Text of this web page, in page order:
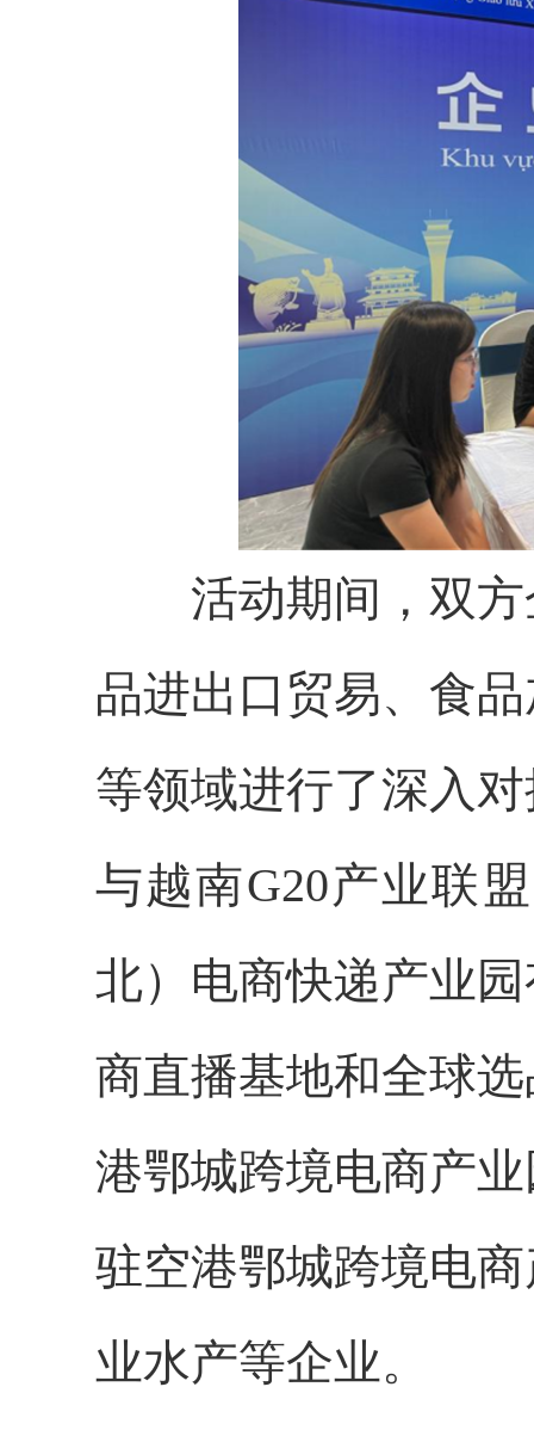
活动期间，双方
品进出口贸易、食
等领域进行了深入
与越南G20产业联
北）电商快递产业
商直播基地和全球
港鄂城跨境电商产
驻空港鄂城跨境电
业水产等企业。